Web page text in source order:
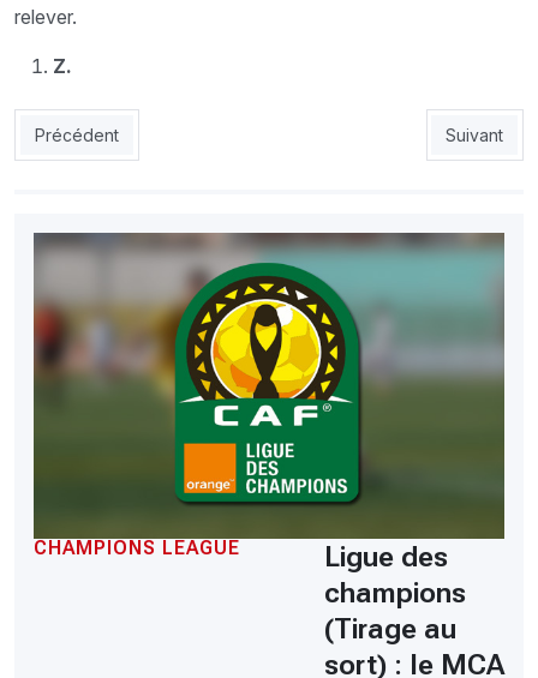
relever.
Z.
Article précédent : CRB - La préparation pour l’EST a débuté
Précédent Article
Suivant
CHAMPIONS LEAGUE
Ligue des
champions
(Tirage au
sort) : le MCA